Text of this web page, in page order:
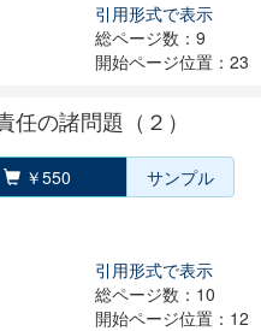
引用形式で表示
総ページ数：9
開始ページ位置：23
の諸問題（２）
￥550 サンプル
引用形式で表示
総ページ数：10
開始ページ位置：12